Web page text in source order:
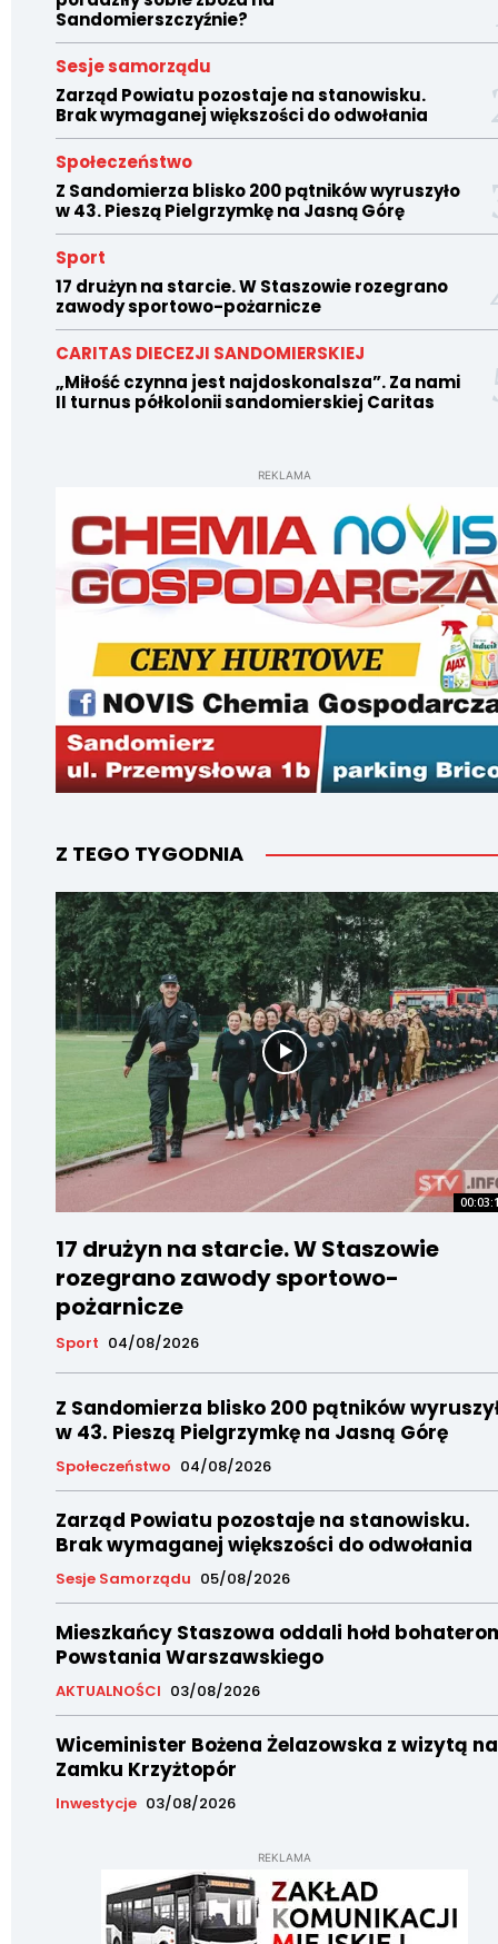
Sandomierszczyźnie?
Sesje samorządu
Zarząd Powiatu pozostaje na stanowisku.
Brak wymaganej większości do odwołania
Społeczeństwo
Z Sandomierza blisko 200 pątników wyruszyło
w 43. Pieszą Pielgrzymkę na Jasną Górę
Sport
17 drużyn na starcie. W Staszowie rozegrano
zawody sportowo-pożarnicze
CARITAS DIECEZJI SANDOMIERSKIEJ
„Miłość czynna jest najdoskonalsza”. Za nami
II turnus półkolonii sandomierskiej Caritas
REKLAMA
Z TEGO TYGODNIA
17 drużyn na starcie. W Staszowie
rozegrano zawody sportowo-
pożarnicze
Sport 04/08/2026
Z Sandomierza blisko 200 pątników
w 43. Pieszą Pielgrzymkę na Jasną Górę
Społeczeństwo 04/08/2026
Zarząd Powiatu pozostaje na stanowisku.
Brak wymaganej większości do odwołania
Sesje Samorządu 05/08/2026
Mieszkańcy Staszowa oddali hołd
Powstania Warszawskiego
AKTUALNOŚCI 03/08/2026
Wiceminister Bożena Żelazowska z wizytą na
Zamku Krzyżtopór
Inwestycje 03/08/2026
REKLAMA